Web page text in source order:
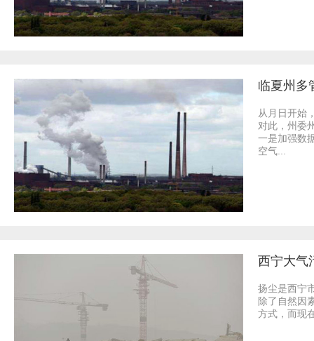
临夏州多
从月日开始
对此，州委
一是加强数
空气...
西宁大气
扬尘是西宁
除了自然因
方式，而现